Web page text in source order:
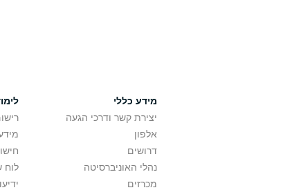
מידע כללי
יצירת קשר ודרכי הגעה
אלפון
דרושים
נהלי האוניברסיטה
מכרזים
לוח